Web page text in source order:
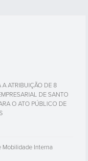
ATRIBUIÇÃO DE 8
DE SANTO
O ATO PÚBLICO DE
Mobilidade Interna